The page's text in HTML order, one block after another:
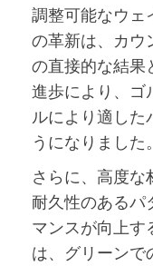
調整可能なウェ
の革新は、カウ
の直接的な結果
進歩により、ゴ
ルにより適した
うになりました。
さらに、高度
耐久性のあるパ
マンスが向上す
は、グリーンで